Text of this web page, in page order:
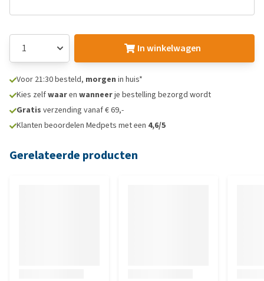
In winkelwagen
Voor 21:30 besteld, morgen in huis*
Kies zelfwaaren wanneerje bestelling bezorgd wordt
Gratis verzending vanaf € 69,-
Klanten beoordelen Medpets met een 4,6/5
Gerelateerde producten